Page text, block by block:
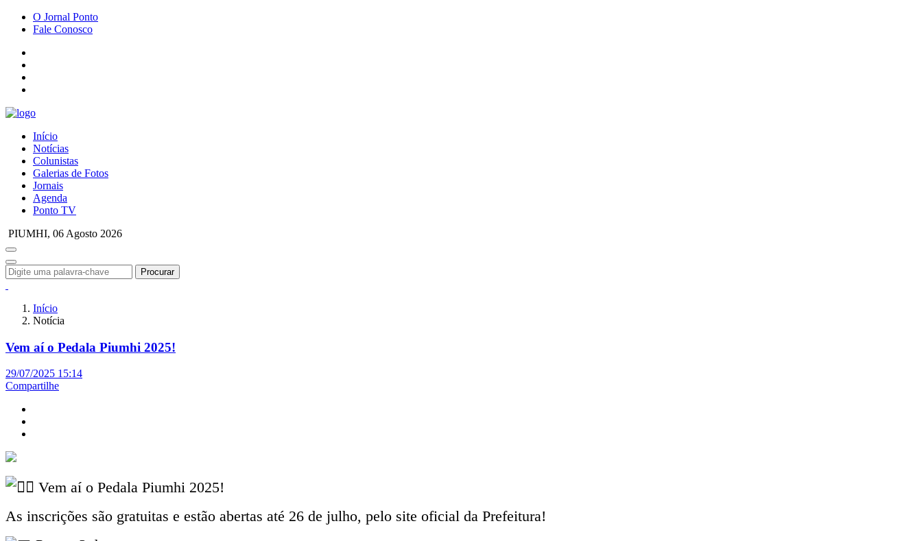
O Jornal Ponto
Fale Conosco
Início
Notícias
Colunistas
Galerias de Fotos
Jornais
Agenda
Ponto TV
PIUMHI, 06 Agosto 2026
Procurar
Início
Notícia
Vem aí o Pedala Piumhi 2025!
29/07/2025 15:14
Compartilhe
Vem aí o Pedala Piumhi 2025!
As inscrições são gratuitas e estão abertas até 26 de julho, pelo site oficial da Prefeitura!